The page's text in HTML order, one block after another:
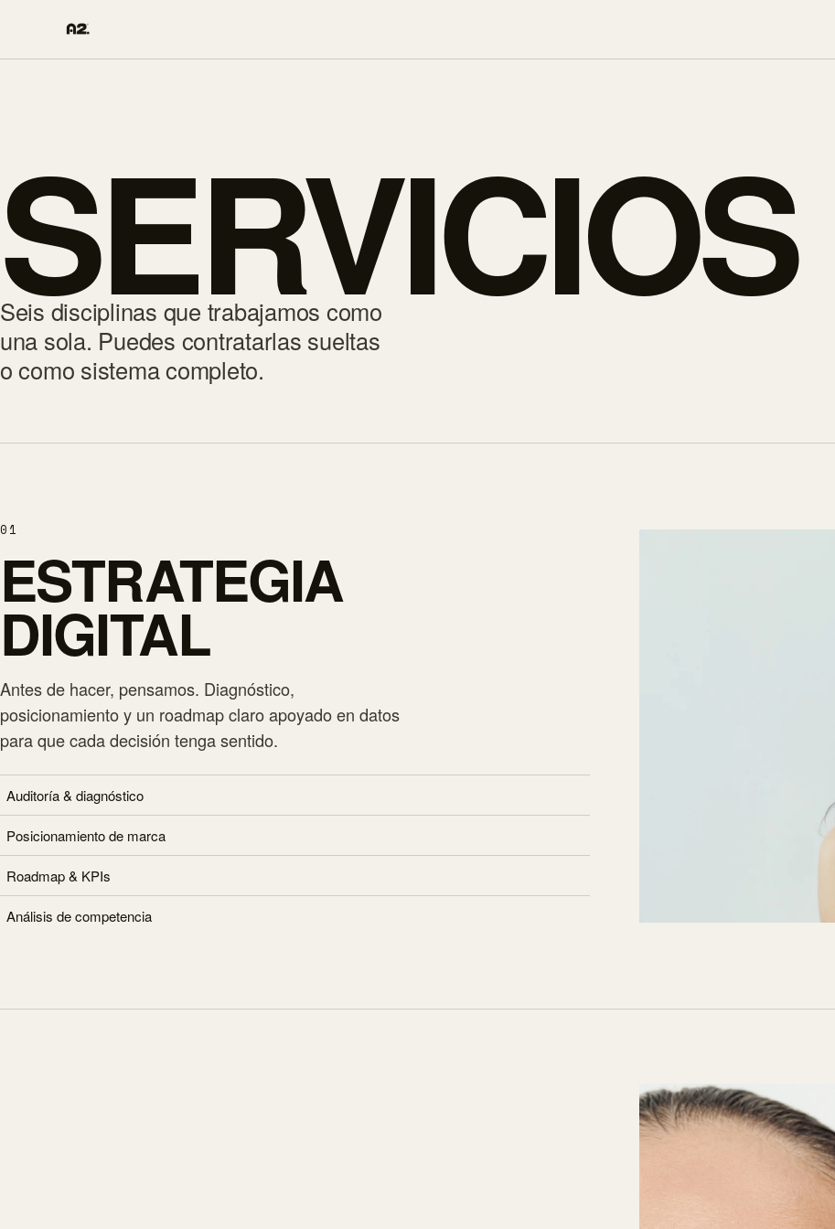
SERVICIOS
Seis disciplinas que trabajamos como
una sola. Puedes contratarlas sueltas
o como sistema completo.
01
ESTRATEGIA
DIGITAL
Antes de hacer, pensamos. Diagnóstico,
posicionamiento y un roadmap claro apoyado en datos
para que cada decisión tenga sentido.
Auditoría & diagnóstico
Posicionamiento de marca
Roadmap & KPIs
Análisis de competencia